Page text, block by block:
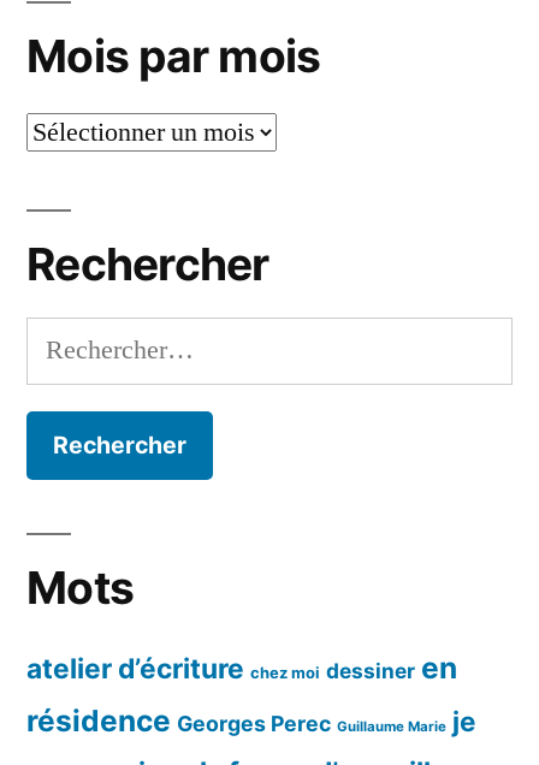
alors
tu
seras
beau
Mois par mois
Mois
Rechercher
Rechercher :
Mots
atelier d’écriture chez moi dessiner en
résidence Georges Perec Guillaume Marie je